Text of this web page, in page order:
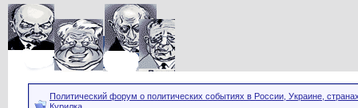
Политический форум о политических событиях в России, Украине,